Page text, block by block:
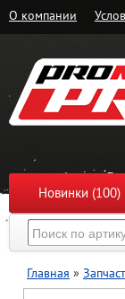
О компании
Новинки (100)
Главная »